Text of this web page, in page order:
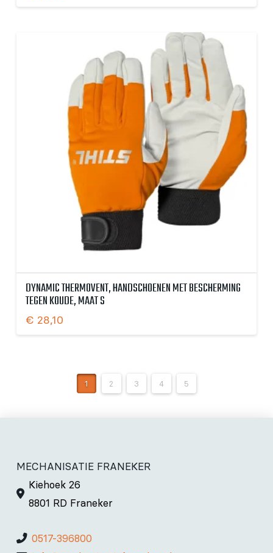
DYNAMIC THERMOVENT, HANDSCHOENEN MET BESCHERMING
TEGEN KOUDE, MAAT S
€ 28,10
1 2 3 4 5
MECHANISATIE FRANEKER
Kiehoek 26
8801 RD Franeker
0517-396800